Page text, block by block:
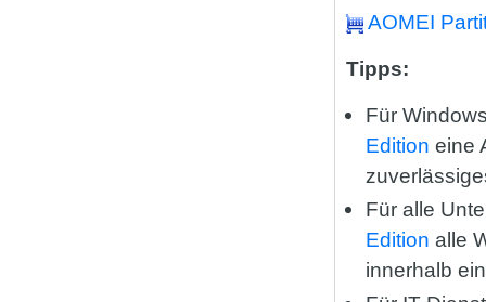
AOMEI
Tipps:
Für
Edition eine
Für alle
Edition alle
innerhalb